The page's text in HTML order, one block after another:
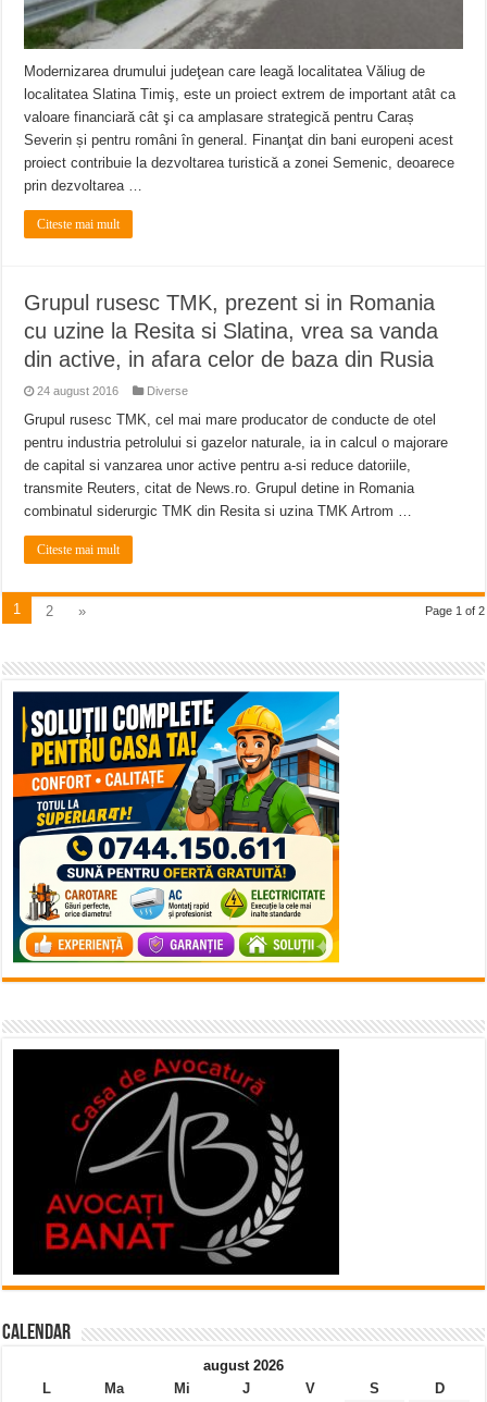
Modernizarea drumului judeţean care leagă localitatea Văliug de
localitatea Slatina Timiş, este un proiect extrem de important atât ca
valoare financiară cât şi ca amplasare strategică pentru Caraș
Severin și pentru români în general. Finanţat din bani europeni acest
proiect contribuie la dezvoltarea turistică a zonei Semenic, deoarece
prin dezvoltarea …
Citeste mai mult
Grupul rusesc TMK, prezent si in Romania
cu uzine la Resita si Slatina, vrea sa vanda
din active, in afara celor de baza din Rusia
24 august 2016 Diverse
Grupul rusesc TMK, cel mai mare producator de conducte de otel
pentru industria petrolului si gazelor naturale, ia in calcul o majorare
de capital si vanzarea unor active pentru a-si reduce datoriile,
transmite Reuters, citat de News.ro. Grupul detine in Romania
combinatul siderurgic TMK din Resita si uzina TMK Artrom …
Citeste mai mult
Page 1 of 2
1 2 »
Calendar
august 2026
L
Ma Mi J V S
D